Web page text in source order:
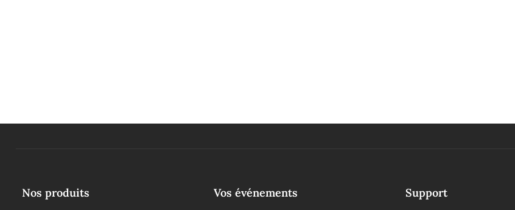
Nos produits Vos événements Support